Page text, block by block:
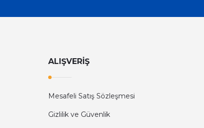
ALIŞVERİŞ
Mesafeli Satış Sözleşmesi
Gizlilik ve Güvenlik